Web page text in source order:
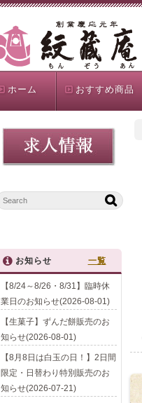
ホーム おすすめ商品
お知らせ 一覧
【8/24～8/26・8/31】臨時休
業日のお知らせ(2026-08-01)
【生菓子】ずんだ餅販売のお
知らせ(2026-08-01)
【8月8日は白玉の日！】2日間
限定・日替わり特別販売のお
知らせ(2026-07-21)